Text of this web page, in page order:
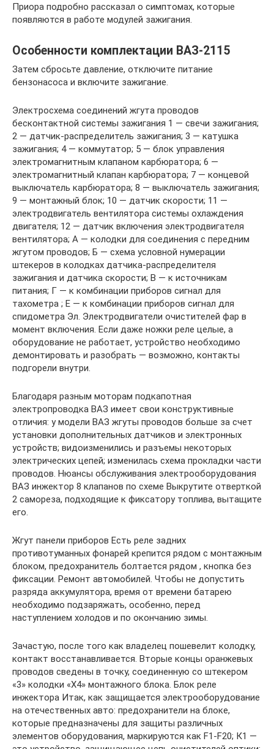
Приора подробно рассказал о симптомах, которые
появляются в работе модулей зажигания.
Особенности комплектации ВАЗ-2115
Затем сбросьте давление, отключите питание
бензонасоса и включите зажигание.
Электросхема соединений жгута проводов
бесконтактной системы зажигания 1 — свечи зажигания;
2 — датчик-распределитель зажигания; 3 — катушка
зажигания; 4 — коммутатор; 5 — блок управления
электромагнитным клапаном карбюратора; 6 —
электромагнитный клапан карбюратора; 7 — концевой
выключатель карбюратора; 8 — выключатель зажигания;
9 — монтажный блок; 10 — датчик скорости; 11 —
электродвигатель вентилятора системы охлаждения
двигателя; 12 — датчик включения электродвигателя
вентилятора; А — колодки для соединения с передним
жгутом проводов; Б — схема условной нумерации
штекеров в колодках датчика-распределителя
зажигания и датчика скорости; В — к источникам
питания; Г — к комбинации приборов сигнал для
тахометра ; Е — к комбинации приборов сигнал для
спидометра Эл. Электродвигатели очистителей фар в
момент включения. Если даже ножки реле целые, а
оборудование не работает, устройство необходимо
демонтировать и разобрать — возможно, контакты
подгорели внутри.
Благодаря разным моторам подкапотная
электропроводка ВАЗ имеет свои конструктивные
отличия: у модели ВАЗ жгуты проводов больше за счет
установки дополнительных датчиков и электронных
устройств; видоизменились и разъемы некоторых
электрических цепей; изменилась схема прокладки части
проводов. Нюансы обслуживания электрооборудования
ВАЗ инжектор 8 клапанов по схеме Выкрутите отверткой
2 самореза, подходящие к фиксатору топлива, вытащите
его.
Жгут панели приборов Есть реле задних
противотуманных фонарей крепится рядом с монтажным
блоком, предохранитель болтается рядом , кнопка без
фиксации. Ремонт автомобилей. Чтобы не допустить
разряда аккумулятора, время от времени батарею
необходимо подзаряжать, особенно, перед
наступлением холодов и по окончанию зимы.
Зачастую, после того как владелец пошевелит колодку,
контакт восстанавливается. Вторые концы оранжевых
проводов сведены в точку, соединенную со штекером
«3» колодки «Х4» монтажного блока. Блок реле
инжектора Итак, как защищается электрооборудование
на отечественных авто: предохранители на блоке,
которые предназначены для защиты различных
элементов оборудования, маркируются как F1-F20; К1 —